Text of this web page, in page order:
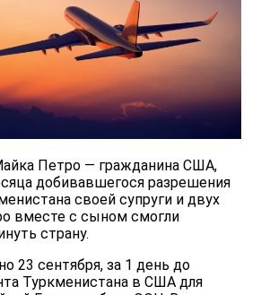
Петро — гражданина США,
добивавшегося разрешения
своей супруги и двух
вместе с сыном смогли
страну.
23 сентября, за 1 день до
Туркменистана в США для